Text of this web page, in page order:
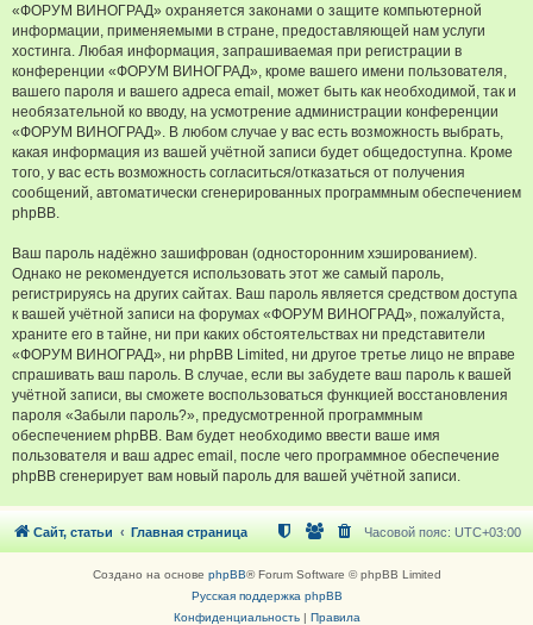
«ФОРУМ ВИНОГРАД» охраняется законами о защите компьютерной
информации, применяемыми в стране, предоставляющей нам услуги
хостинга. Любая информация, запрашиваемая при регистрации в
конференции «ФОРУМ ВИНОГРАД», кроме вашего имени пользователя,
вашего пароля и вашего адреса email, может быть как необходимой, так и
необязательной ко вводу, на усмотрение администрации конференции
«ФОРУМ ВИНОГРАД». В любом случае у вас есть возможность выбрать,
какая информация из вашей учётной записи будет общедоступна. Кроме
того, у вас есть возможность согласиться/отказаться от получения
сообщений, автоматически сгенерированных программным обеспечением
phpBB.
Ваш пароль надёжно зашифрован (односторонним хэшированием).
Однако не рекомендуется использовать этот же самый пароль,
регистрируясь на других сайтах. Ваш пароль является средством доступа
к вашей учётной записи на форумах «ФОРУМ ВИНОГРАД», пожалуйста,
храните его в тайне, ни при каких обстоятельствах ни представители
«ФОРУМ ВИНОГРАД», ни phpBB Limited, ни другое третье лицо не вправе
спрашивать ваш пароль. В случае, если вы забудете ваш пароль к вашей
учётной записи, вы сможете воспользоваться функцией восстановления
пароля «Забыли пароль?», предусмотренной программным
обеспечением phpBB. Вам будет необходимо ввести ваше имя
пользователя и ваш адрес email, после чего программное обеспечение
phpBB сгенерирует вам новый пароль для вашей учётной записи.
Сайт, статьи Главная страница Часовой пояс: UTC+03:00
Создано на основе phpBB® Forum Software © phpBB Limited
Русская поддержка phpBB
Конфиденциальность| Правила